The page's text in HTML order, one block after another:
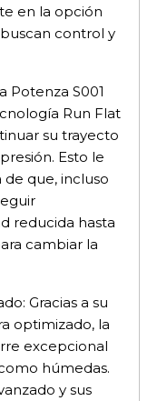
en la opción
control y
Potenza S001
Run Flat
su trayecto
Esto le
que, incluso
reducida hasta
cambiar la
Gracias a su
optimizado, la
excepcional
húmedas.
y sus